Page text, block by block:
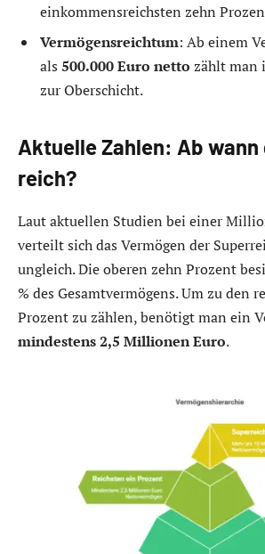
einkommensreichsten zehn
Vermögensreichtum: Ab einem
als 500.000 Euro netto zählt man
zur Oberschicht.
Aktuelle Zahlen: Ab
reich?
Laut aktuellen Studien bei einer
verteilt sich das Vermögen der
ungleich. Die oberen zehn Prozent
% des Gesamtvermögens. Um zu den
Prozent zu zählen, benötigt man ein
mindestens 2,5 Millionen Euro.